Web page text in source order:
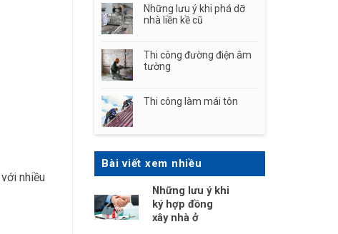
nhiều
Những lưu ý khi phá dỡ
nhà liền kề cũ
Thi công đường điện âm
tường
Thi công làm mái tôn
Bài viết xem nhiều
Những lưu ý khi
ký hợp đồng
xây nhà ở